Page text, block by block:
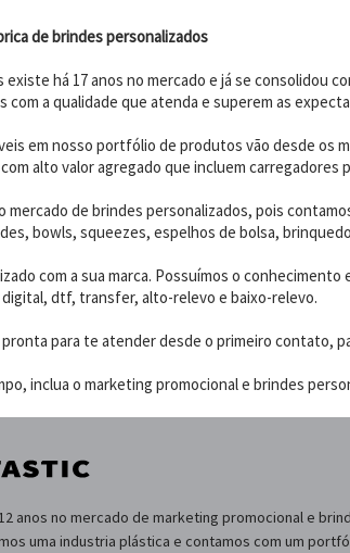
de brindes personalizados
há 17 anos no mercado e já se consolidou
com a qualidade que atenda e superem as
em nosso portfólio de produtos vão desde os
alto valor agregado que incluem carregadores
mercado de brindes personalizados, pois
bowls, squeezes, espelhos de bolsa,
com a sua marca. Possuímos o
dtf, transfer, alto-relevo e baixo-relevo.
para te atender desde o primeiro contato,
inclua o marketing promocional e brindes
anos no mercado de marketing promocional e
uma industria plástica e contamos com um